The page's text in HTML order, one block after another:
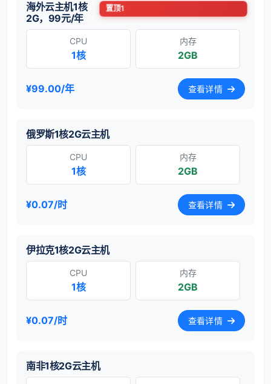
海外云主机1核
2G，99元/年
置顶1
CPU
1核
内存
2GB
¥99.00/年 查看详情
俄罗斯1核2G云主机
CPU
1核
内存
2GB
¥0.07/时 查看详情
伊拉克1核2G云主机
CPU
1核
内存
2GB
¥0.07/时 查看详情
南非1核2G云主机